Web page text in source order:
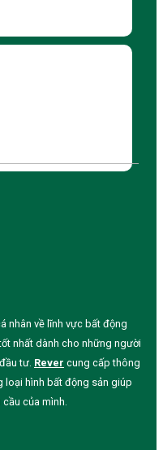
nhân về lĩnh vực bất động
nhất dành cho những người
tư. Rever cung cấp thông
loại hình bất động sản giúp
của mình.